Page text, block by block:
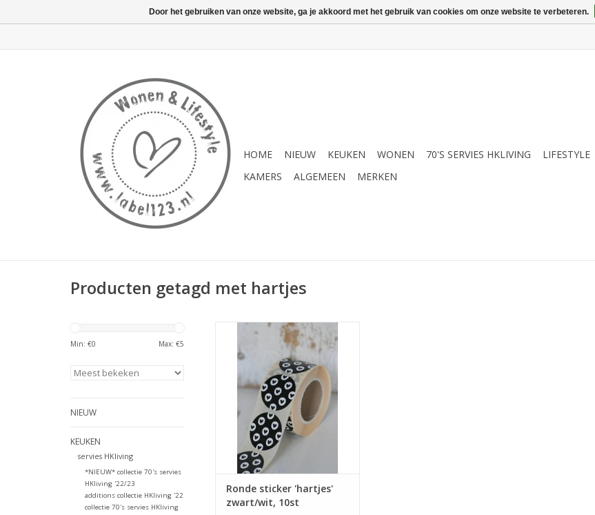
HOME NIEUW KEUKEN WONEN 70'S SERVIES HKLIVING LIFESTYLE
KAMERS
ALGEMEEN MERKEN
Producten getagd met hartjes
Min: €0 Max: €5
NIEUW
KEUKEN
servies HKliving
*NIEUW* collectie 70's servies
HKliving '22/23
additions collectie HKliving '22
collectie 70's servies HKliving
Ronde sticker die voor veel
doeleinde geschikt is zoals het
'versieren' van je (kado)zakjes.
Maak je kado nog persoonlijker
met deze sticker.
TOEVOEGEN AAN WINKELWAGEN
Ronde sticker 'hartjes'
zwart/wit, 10st
Door het gebruiken van onze website, ga je akkoord met het gebruik van cookies om onze website te verbeteren.